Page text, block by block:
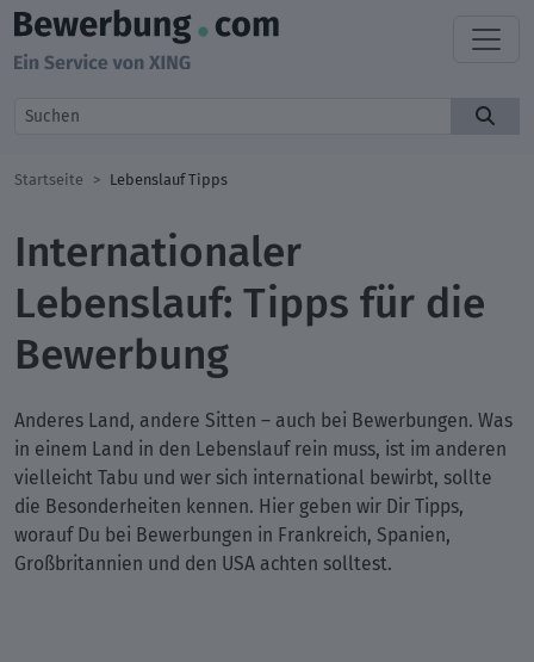
Startseite Lebenslauf Tipps
Internationaler
Lebenslauf: Tipps für die
Bewerbung
Anderes Land, andere Sitten – auch bei Bewerbungen. Was
in einem Land in den Lebenslauf rein muss, ist im anderen
vielleicht Tabu und wer sich international bewirbt, sollte
die Besonderheiten kennen. Hier geben wir Dir Tipps,
worauf Du bei Bewerbungen in Frankreich, Spanien,
Großbritannien und den USA achten solltest.